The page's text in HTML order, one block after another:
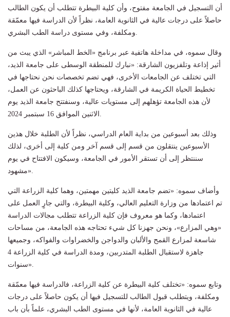
أن التسجيل في الجامعة مفتوح، وأن كلية البيطرة تتطلب أن يكون الطالب
حاصلاً على درجات عالية في الثانوية العامة، نظراً لأن الدراسة فيها معمّقة
ومكلفة، وفي مستوى دراسة الطب البشري.
وقال سموه، في مداخلة هاتفية عبر برنامج «الخط المباشر» الذي يبث من
أثير إذاعة وتلفزيون الشارقة: «نبارك للمنطقة الوسطى على جامعة الذيد،
التي تختلف عن الجامعات الأخرى، فهي تضم تخصصات نحن نحتاجها في
تخطيط الحياة الكريمة في الشارقة، ويحتاجها كذلك الباحثون عن العمل،
لأن هذه الجامعة تؤهلهم إلى مستويات عالية، وسنفتتح جامعة الذيد يوم
الاثنين الموافق 16 سبتمبر 2024.
وذلك بعد أسبوعين من بداية العام الدراسي، نظراً لأن الطلبة خلال هذين
الأسبوعين ينتقلون من قسم إلى قسم آخر ومن كلية إلى أخرى، لذلك
سننتظر إلى أن تستقر الأمور في الجامعة، وسيكون الافتتاح في يوم
مشهود».
وأضاف سموه: «تضم جامعة الذيد كليتين مهمتين، وهما كلية الزراعة التي
تم اعتمادها من وزارة التعليم العالي، وكلية البيطرة، والتي جارٍ العمل على
اعتمادها، وكما هو معروف فإن كلية الزراعة تتطلب مجالات الدراسة
«وهي المزارع»، ونحن جهزنا كل شيء تحتاجه هذه الجامعة، من مساحات
شاسعة لمزارع القمح والألبان والدواجن والخضراوات والفواكه، وجميعها
جاهزة لاستقبال الطلبة المتدربين، ومدة الدراسة في كلية الزراعة 4
سنوات».
وتابع سموه: «تختلف كلية البيطرة عن كلية الزراعة، فالدراسة فيها معمّقة
ومكلفة، ويتطلب قبول الطالب للتسجيل فيها أن يكون حاصلاً على درجات
عالية في الثانوية العامة، لأنها في مستوى الطب البشري، علماً بأن باب